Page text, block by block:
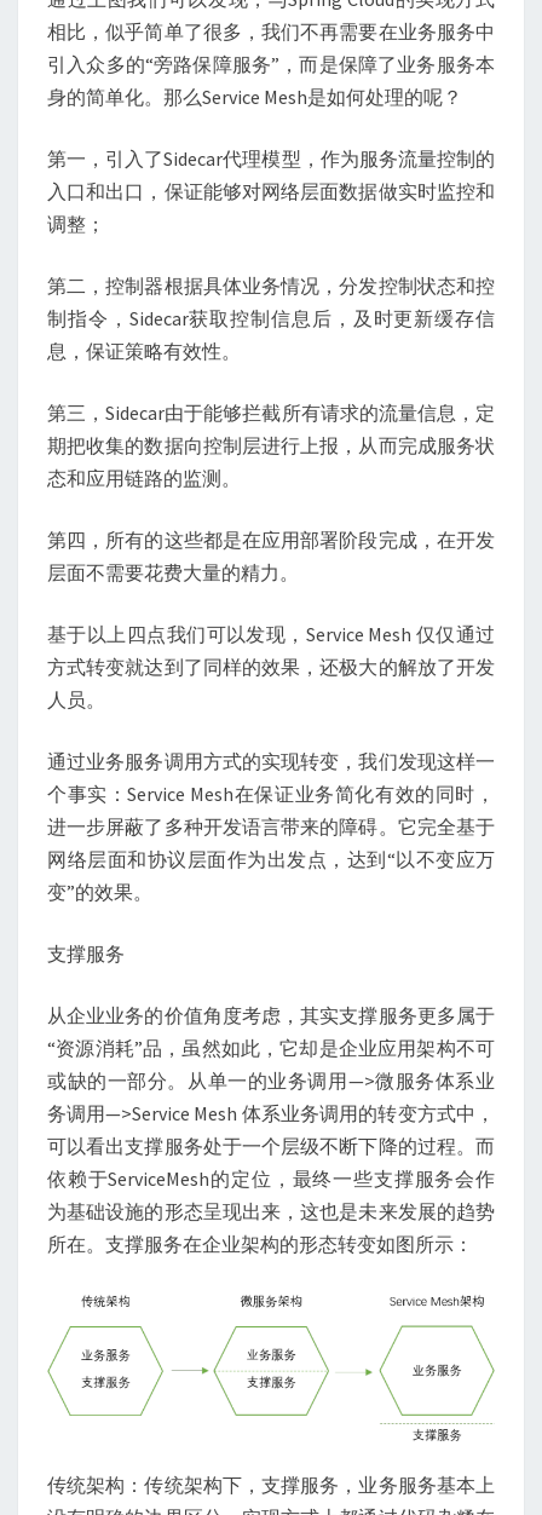
相比，似乎简单了很多，我们不再需要在业务服务中
引入众多的“旁路保障服务”，而是保障了业务服务本
身的简单化。那么Service Mesh是如何处理的呢？
第一，引入了Sidecar代理模型，作为服务流量控制的
入口和出口，保证能够对网络层面数据做实时监控和
调整；
第二，控制器根据具体业务情况，分发控制状态和控
制指令，Sidecar获取控制信息后，及时更新缓存信
息，保证策略有效性。
第三，Sidecar由于能够拦截所有请求的流量信息，定
期把收集的数据向控制层进行上报，从而完成服务状
态和应用链路的监测。
第四，所有的这些都是在应用部署阶段完成，在开发
层面不需要花费大量的精力。
基于以上四点我们可以发现，Service Mesh 仅仅通过
方式转变就达到了同样的效果，还极大的解放了开发
人员。
通过业务服务调用方式的实现转变，我们发现这样一
个事实：Service Mesh在保证业务简化有效的同时，
进一步屏蔽了多种开发语言带来的障碍。它完全基于
网络层面和协议层面作为出发点，达到“以不变应万
变”的效果。
支撑服务
从企业业务的价值角度考虑，其实支撑服务更多属于
“资源消耗”品，虽然如此，它却是企业应用架构不可
或缺的一部分。从单一的业务调用—>微服务体系业
务调用—>Service Mesh 体系业务调用的转变方式中，
可以看出支撑服务处于一个层级不断下降的过程。而
依赖于ServiceMesh的定位，最终一些支撑服务会作
为基础设施的形态呈现出来，这也是未来发展的趋势
所在。支撑服务在企业架构的形态转变如图所示：
传统架构：传统架构下，支撑服务，业务服务基本上